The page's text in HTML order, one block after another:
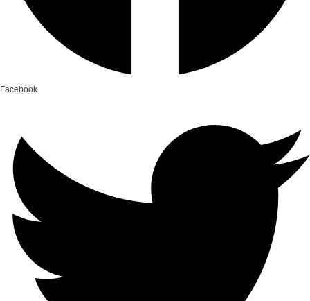
Facebook